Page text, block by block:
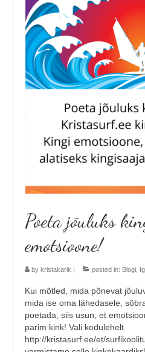
Poeta jõuluks
emotsioone!
by kristakarik | posted in: Blogi
Kui mõtled, mida põnevat
mida ise oma lähedasele,
poetada, siis usun, et
parim kink! Vali kodulehelt
http://kristasurf.ee/et/